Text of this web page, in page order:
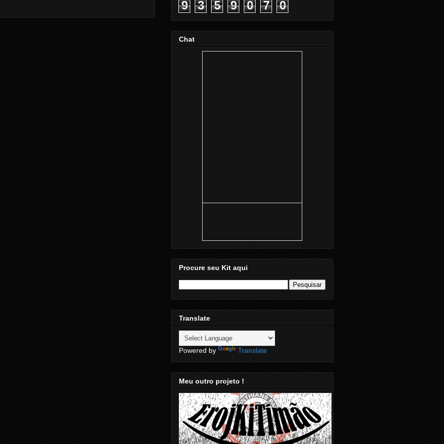
9 3 5 9 0 7 0
Chat
Procure seu Kit aqui
Translate
Powered by Translate
Meu outro projeto !